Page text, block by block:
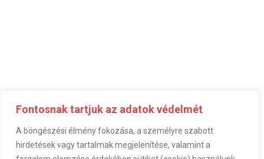
Fontosnak tartjuk az adatok védelmét
A böngészési élmény fokozása, a személyre szabott
hirdetések vagy tartalmak megjelenítése, valamint a